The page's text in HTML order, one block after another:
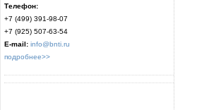
Телефон:
+7 (499) 391-98-07
+7 (925) 507-63-54
E-mail: info@bnti.ru
подробнее>>